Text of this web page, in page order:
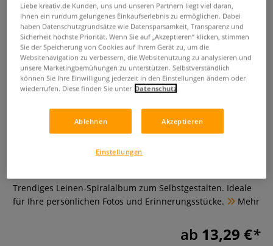
Leinen-Spiralalbum
Trendiges Leinen-Spiralalbum zum Selbstgestalten. Ideale
für Ihre persönlichen Fotos und Erinnerungsstücke.
Mehr
ab 13,29 €
Liebe kreativ.de Kunden, uns und unseren Partnern liegt viel daran,
Ihnen ein rundum gelungenes Einkaufserlebnis zu ermöglichen. Dabei
haben Datenschutzgrundsätze wie Datensparsamkeit, Transparenz und
Sicherheit höchste Priorität. Wenn Sie auf „Akzeptieren“ klicken, stimmen
Sie der Speicherung von Cookies auf Ihrem Gerät zu, um die
Websitenavigation zu verbessern, die Websitenutzung zu analysieren und
unsere Marketingbemühungen zu unterstützen. Selbstverständlich
können Sie Ihre Einwilligung jederzeit in den Einstellungen ändern oder
wiederrufen. Diese finden Sie unter Datenschutz
Ablehnen Akzeptieren
Einstellungen